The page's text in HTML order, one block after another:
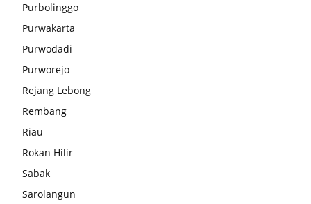
Purbolinggo
Purwakarta
Purwodadi
Purworejo
Rejang Lebong
Rembang
Riau
Rokan Hilir
Sabak
Sarolangun